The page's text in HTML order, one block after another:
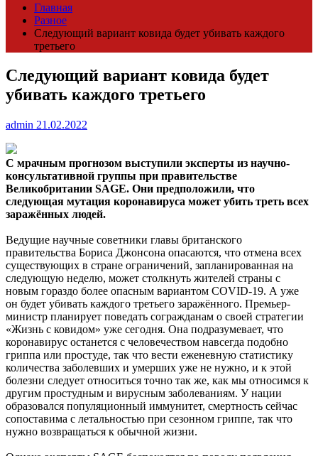
Главная
Разное
Следующий вариант ковида будет убивать каждого
третьего
Следующий вариант ковида будет
убивать каждого третьего
admin 21.02.2022
С мрачным прогнозом выступили эксперты из научно-
консультативной группы при правительстве
Великобритании SAGE. Они предположили, что
следующая мутация коронавируса может убить треть всех
заражённых людей.
Ведущие научные советники главы британского
правительства Бориса Джонсона опасаются, что отмена всех
существующих в стране ограничений, запланированная на
следующую неделю, может столкнуть жителей страны с
новым гораздо более опасным вариантом COVID-19. А уже
он будет убивать каждого третьего заражённого. Премьер-
министр планирует поведать согражданам о своей стратегии
«Жизнь с ковидом» уже сегодня. Она подразумевает, что
коронавирус останется с человечеством навсегда подобно
гриппа или простуде, так что вести еженевную статистику
количества заболевших и умерших уже не нужно, и к этой
болезни следует относиться точно так же, как мы относимся к
другим простудным и вирусным заболеваниям. У нации
образовался популяционный иммунитет, смертность сейчас
сопоставима с летальностью при сезонном гриппе, так что
нужно возвращаться к обычной жизни.